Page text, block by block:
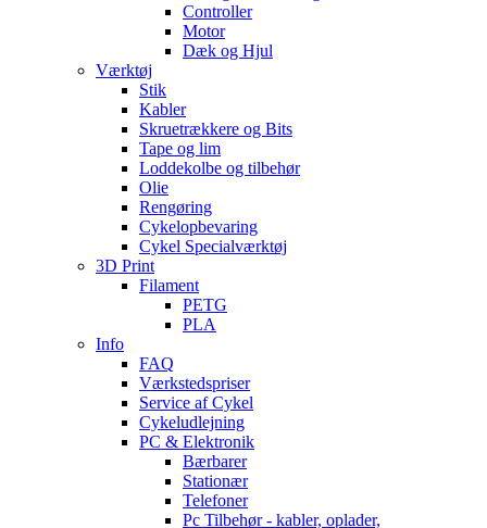
Controller
Motor
Dæk og Hjul
Værktøj
Stik
Kabler
Skruetrækkere og Bits
Tape og lim
Loddekolbe og tilbehør
Olie
Rengøring
Cykelopbevaring
Cykel Specialværktøj
3D Print
Filament
PETG
PLA
Info
FAQ
Værkstedspriser
Service af Cykel
Cykeludlejning
PC & Elektronik
Bærbarer
Stationær
Telefoner
Pc Tilbehør - kabler, oplader,